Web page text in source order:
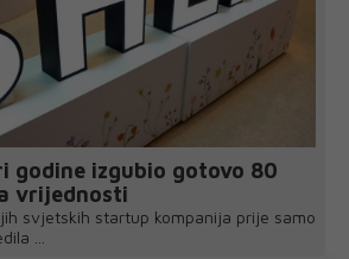
godine izgubio gotovo 80
vrijednosti
svjetskih startup kompanija prije samo
...